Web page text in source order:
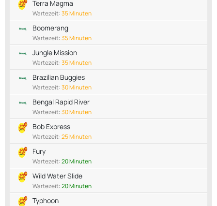
Terra Magma
Wartezeit:35 Minuten
Boomerang
Wartezeit:35 Minuten
Jungle Mission
Wartezeit:35 Minuten
Brazilian Buggies
Wartezeit:30 Minuten
Bengal Rapid River
Wartezeit:30 Minuten
Bob Express
Wartezeit:25 Minuten
Fury
Wartezeit:20 Minuten
Wild Water Slide
Wartezeit:20 Minuten
Typhoon